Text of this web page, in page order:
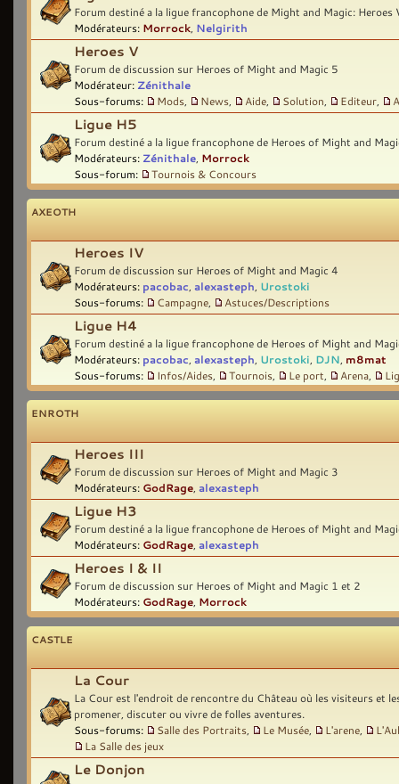
Forum destiné a la ligue francophone de Might and Magic: Heroes
Modérateurs: Morrock Nelgirith
Heroes V
Forum de discussion sur Heroes of Might and Magic 5
Modérateur: Zénithale
Sous-forums:
Mods News Aide Solution Editeur
Ligue H5
Forum destiné a la ligue francophone de Heroes of Might and
Modérateurs: Zénithale Morrock
Sous-forum:
Tournois & Concours
AXEOTH
Heroes IV
Forum de discussion sur Heroes of Might and Magic 4
Modérateurs: pacobac alexasteph Urostoki
Sous-forums:
Campagne Astuces/Descriptions
Ligue H4
Forum destiné a la ligue francophone de Heroes of Might and
Modérateurs: pacobac alexasteph Urostoki DJN m8mat
Sous-forums:
Infos/Aides Tournois Le port Arena
ENROTH
Heroes III
Forum de discussion sur Heroes of Might and Magic 3
Modérateurs: GodRage alexasteph
Ligue H3
Forum destiné a la ligue francophone de Heroes of Might and
Modérateurs: GodRage alexasteph
Heroes I & II
Forum de discussion sur Heroes of Might and Magic 1 et 2
Modérateurs: GodRage Morrock
CASTLE
La Cour
La Cour est l'endroit de rencontre du Château où les visiteurs et
promener, discuter ou vivre de folles aventures.
Sous-forums:
Salle des Portraits Le Musée L'arene
La Salle des jeux
Le Donjon